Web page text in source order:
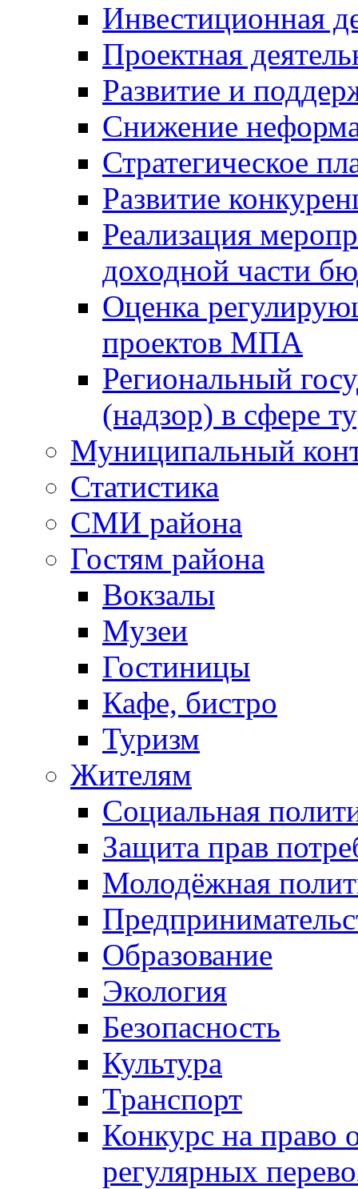
Инвестиционная
Проектная
Развитие и
Снижение
Стратегическое
Развитие
Реализация
доходной части
Оценка
проектов МПА
Региональный
(надзор) в сфере
Муниципальный
Статистика
СМИ района
Гостям района
Вокзалы
Музеи
Гостиницы
Кафе, бистро
Туризм
Жителям
Социальная
Защита прав
Молодёжная
Образование
Экология
Безопасность
Культура
Транспорт
Конкурс на право
регулярных